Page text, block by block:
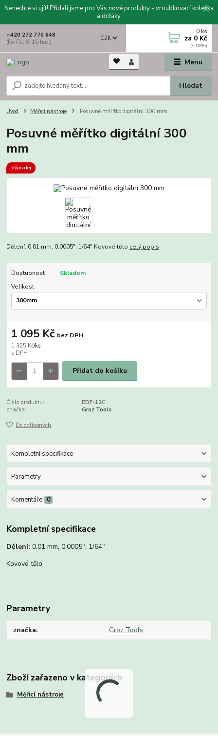
Nenechte si ujít! Přidali jsme pro Vás nové produkty - vroubkovací kolečka
a držáky.
Menu
CZK
Hledat
+420 272 770 648
(Po-Pá, 8-16 hod.)
0 ks
za 0 Kč
Úvod Měřicí nástroje Posuvné měřítko digitální 300 mm
Posuvné měřítko digitální 300
mm
Výprodej
Dělení: 0.01 mm, 0.0005", 1/64" Kovové tělo celý popis
Dostupnost
Skladem
Velikost
1 325 Kč/ks
1 095 Kč bez DPH
Přidat do košíku
Číslo produktu:
EDF-12C
značka:
Groz Tools
Do oblíbených
Kompletní specifikace
Parametry
Komentáře 0
Kompletní specifikace
Dělení: 0.01 mm, 0.0005", 1/64"
Kovové tělo
Parametry
značka Groz Tools
Zboží zařazeno v kategoriích
Měřicí nástroje